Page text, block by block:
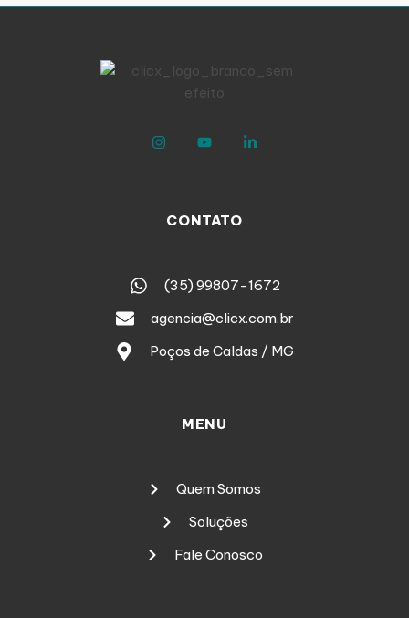
CONTATO
(35) 99807-1672
agencia@clicx.com.br
Poços de Caldas / MG
MENU
Quem Somos
Soluções
Fale Conosco